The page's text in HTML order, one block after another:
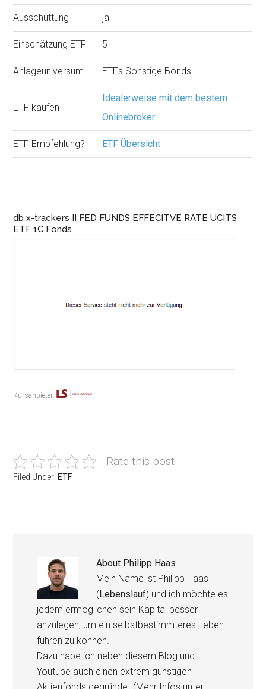
Ausschüttung ja
Einschätzung ETF 5
Anlageuniversum ETFs Sonstige Bonds
ETF kaufen
Idealerweise mit dem bestem
Onlinebroker
ETF Empfehlung? ETF Übersicht
db x-trackers II FED FUNDS EFFECITVE RATE UCITS
ETF 1C Fonds
Kursanbieter:
Rate this post
Filed Under: ETF
About Philipp Haas
Mein Name ist Philipp Haas
(Lebenslauf) und ich möchte es
jedem ermöglichen sein Kapital besser
anzulegen, um ein selbstbestimmteres Leben
führen zu können.
Dazu habe ich neben diesem Blog und
Youtube auch einen extrem günstigen